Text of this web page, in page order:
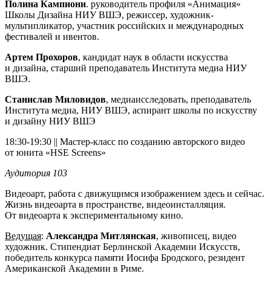
Полина Кампиони. руководитель профиля «Анимация»
Школы Дизайна НИУ ВШЭ, режиссер, художник-
мультипликатор, участник российских и международных
фестивалей и ивентов.
Артем Прохоров, кандидат наук в области искусства
и дизайна, старший преподаватель Института медиа НИУ
ВШЭ.
Станислав Миловидов, медиаисследовать, преподаватель
Института медиа, НИУ ВШЭ, аспирант школы по искусству
и дизайну НИУ ВШЭ
18:30-19:30 || Мастер-класс по созданию авторского видео
от юнита «HSE Screens»
Аудитория 103
Видеоарт, работа с движущимся изображением здесь и сейчас.
Жизнь видеоарта в пространстве, видеоинсталляция.
От видеоарта к экспериментальному кино.
Ведущая: Александра Митлянская, живописец, видео
художник. Стипендиат Берлинской Академии Искусств,
победитель конкурса памяти Иосифа Бродского, резидент
Американской Академии в Риме.